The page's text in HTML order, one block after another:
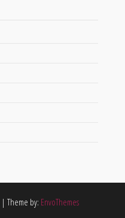
| Theme by: EnvoThemes